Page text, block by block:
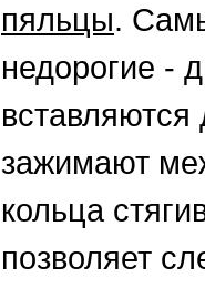
пяльцы.
недорогие -
вставляются
зажимают
кольца
позволяет